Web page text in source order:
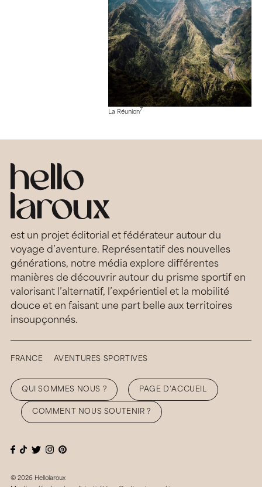
La Réunion7
est un projet éditorial et fédérateur autour du
voyage d’aventure. Représentatif des nouvelles
générations, notre média explore différentes
manières de découvrir autour du prisme sportif en
valorisant l’alternatif, l’expérientiel et la mobilité
douce et en faisant une part belle aux territoires
insoupçonnés.
FRANCE AVENTURES SPORTIVES
QUI SOMMES NOUS ? PAGE D’ACCUEIL
COMMENT NOUS SOUTENIR ?
© 2026 Hellolaroux